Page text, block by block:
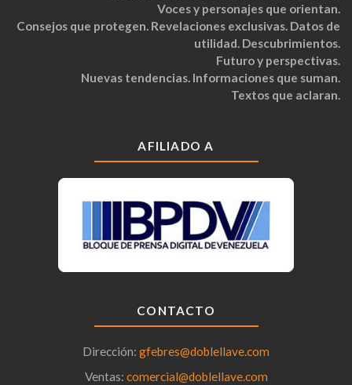
Voces y personajes que orientan.
Consejos que protegen. Revelaciones exclusivas. Datos de
utilidad. Descubrimientos.
Futuro y perspectivas.
Nuevas tendencias. Informaciones que suman.
Textos que aclaran.
AFILIADO A
CONTACTO
Dirección: gfebres@doblellave.com
Ventas: comercial@doblellave.com